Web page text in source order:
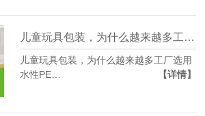
儿童玩具包装，为什么越来越多工厂选用水性PET热封胶
儿童玩具包装，为什么越来越多工厂选用
水性PE…
【详情】